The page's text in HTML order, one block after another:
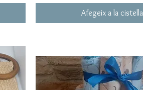
Afegeix a la cistella